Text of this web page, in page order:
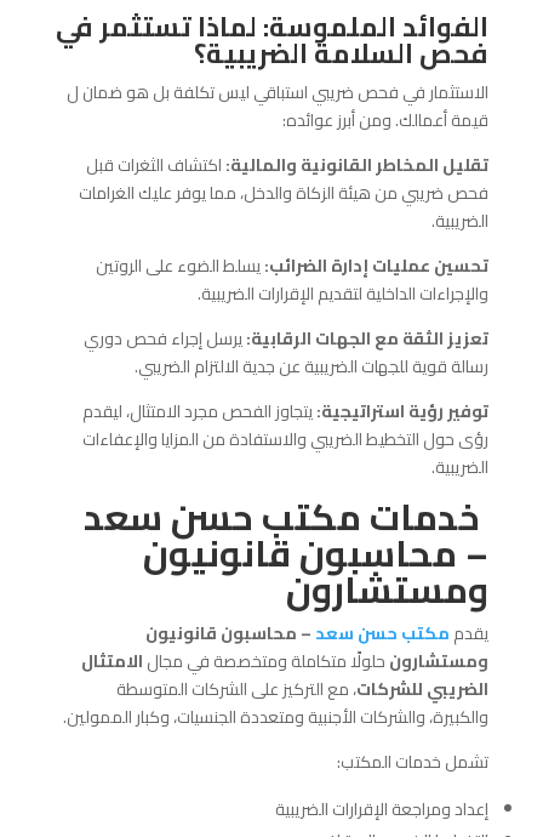
الفوائد الملموسة: لماذا تستثمر في
فحص السلامة الضريبية؟
الاستثمار في فحص ضريبي استباقي ليس تكلفة بل هو ضمان ل
قيمة أعمالك. ومن أبرز عوائده:
تقليل المخاطر القانونية والمالية:اكتشاف الثغرات قبل
فحص ضريبي من هيئة الزكاة والدخل، مما يوفر عليك الغرامات
الضريبية.
تحسين عمليات إدارة الضرائب:يسلط الضوء على الروتين
والإجراءات الداخلية لتقديم الإقرارات الضريبية.
تعزيز الثقة مع الجهات الرقابية:يرسل إجراء فحص دوري
رسالة قوية للجهات الضريبية عن جدية الالتزام الضريبي.
توفير رؤية استراتيجية:يتجاوز الفحص مجرد الامتثال، ليقدم
رؤى حول التخطيط الضريبي والاستفادة من المزايا والإعفاءات
الضريبية.
خدمات مكتب حسن سعد
– محاسبون قانونيون
ومستشارون
يقدممكتب حسن سعد– محاسبون قانونيون
ومستشارونحلولًا متكاملة ومتخصصة في مجالالامتثال
الضريبي للشركات، مع التركيز على الشركات المتوسطة
والكبيرة، والشركات الأجنبية ومتعددة الجنسيات، وكبار الممولين.
تشمل خدمات المكتب:
إعداد ومراجعة الإقرارات الضريبية